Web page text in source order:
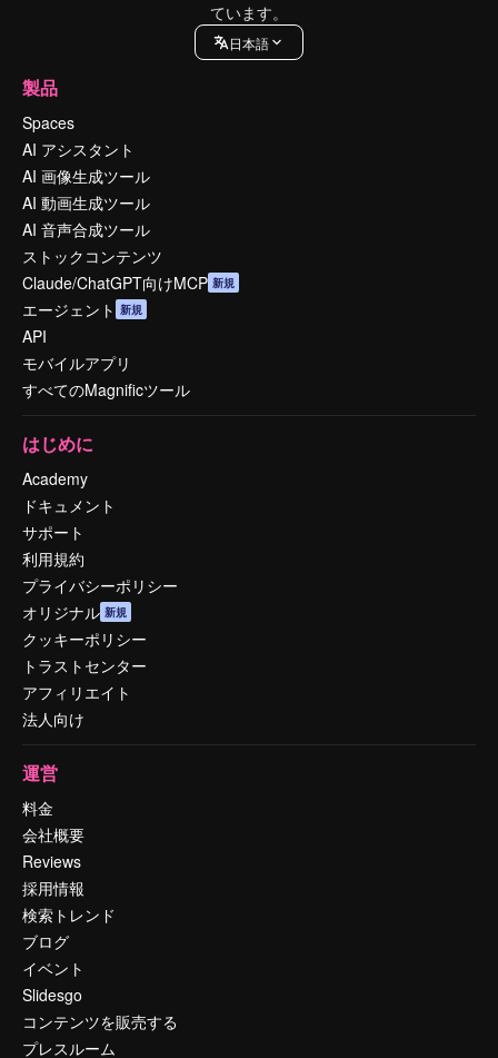
ています。
日本語
製品
Spaces
AI アシスタント
AI 画像生成ツール
AI 動画生成ツール
AI 音声合成ツール
ストックコンテンツ
Claude/ChatGPT向けMCP 新規
エージェント 新規
API
モバイルアプリ
すべてのMagnificツール
はじめに
Academy
ドキュメント
サポート
利用規約
プライバシーポリシー
オリジナル 新規
クッキーポリシー
トラストセンター
アフィリエイト
法人向け
運営
料金
会社概要
Reviews
採用情報
検索トレンド
ブログ
イベント
Slidesgo
コンテンツを販売する
プレスルーム